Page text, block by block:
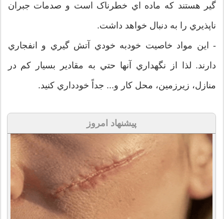
گير هستند که ماده اي خطرناک است و صدمات جبران
ناپذيري را به دنبال خواهد داشت.
- اين مواد خاصيت خودبه خودي آتش گيري و انفجاري
دارند. لذا از نگهداري آنها حتي به مقادير بسيار کم در
منازل، زيرزمين، محل کار و... جداً خودداري کنيد.
پیشنهاد امروز